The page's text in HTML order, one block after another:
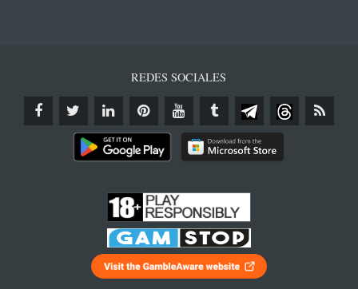
REDES SOCIALES